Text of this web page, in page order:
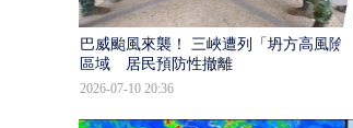
巴威颱風來襲！ 三峽遭列「坍方高風險」
區域 居民預防性撤離
2026-07-10 20:36